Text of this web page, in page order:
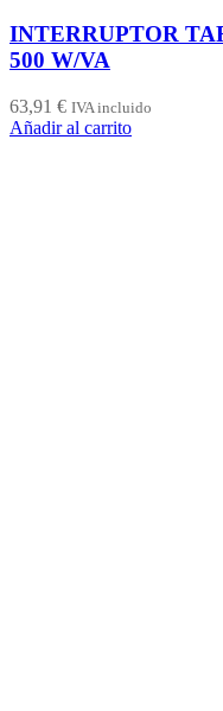
INTERRUPTOR
500 W/VA
63,91 € IVA incluido
Añadir al carrito